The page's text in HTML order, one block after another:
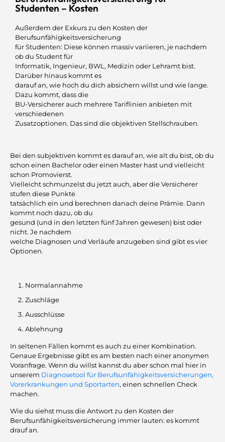
Studenten – Kosten
Außerdem der Exkurs zu den Kosten der
Berufsunfähigkeitsversicherung
für Studenten: Diese können massiv variieren, je nachdem
ob du Student für
Informatik, Ingenieur, BWL, Medizin oder Lehramt bist.
Darüber hinaus kommt es
darauf an, wie hoch du dich absichern willst und wie lange.
Dazu kommt, dass die
BU-Versicherer auch mehrere Tariflinien anbieten mit
verschiedenen
Zusatzoptionen. Das sind die objektiven Stellschrauben.
Bei den subjektiven kommt es darauf an, wie alt du bist, ob du
schon einen Bachelor oder einen Master hast und vielleicht
schon Promovierst.
Vielleicht schmunzelst du jetzt auch, aber die Versicherer
stufen diese Punkte
tatsächlich ein und berechnen danach deine Prämie. Dann
kommt noch dazu, ob du
gesund (und in den letzten fünf Jahren gewesen) bist oder
nicht. Je nachdem
welche Diagnosen und Verläufe anzugeben sind gibt es vier
Optionen.
Normalannahme
Zuschläge
Ausschlüsse
Ablehnung
In seltenen Fällen kommt es auch zu einer Kombination.
Genaue Ergebnisse gibt es am besten nach einer anonymen
Voranfrage. Wenn du willst kannst du aber schon mal hier in
unserem Diagnosetool für Berufsunfähigkeitsversicherungen,
Vorerkrankungen und Sportarten, einen schnellen Check
machen.
Wie du siehst muss die Antwort zu den Kosten der
Berufsunfähigkeitsversicherung immer lauten: es kommt
drauf an.